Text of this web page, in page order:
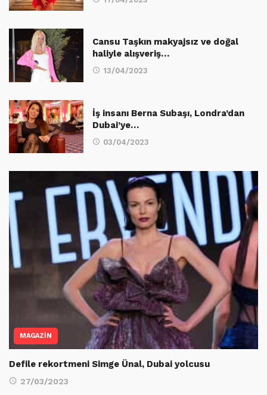
Cansu Taşkın makyajsız ve doğal
haliyle alışveriş…
13/04/2023
İş insanı Berna Subaşı, Londra’dan
Dubai’ye…
03/04/2023
MAGAZİN
Defile rekortmeni Simge Ünal, Dubai yolcusu
27/03/2023